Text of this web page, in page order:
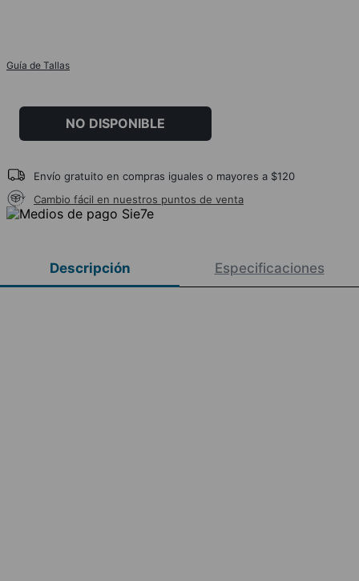
Guía de Tallas
NO DISPONIBLE
Envío gratuito en compras iguales o mayores a $120
Cambio fácil en nuestros puntos de venta
Descripción Especificaciones